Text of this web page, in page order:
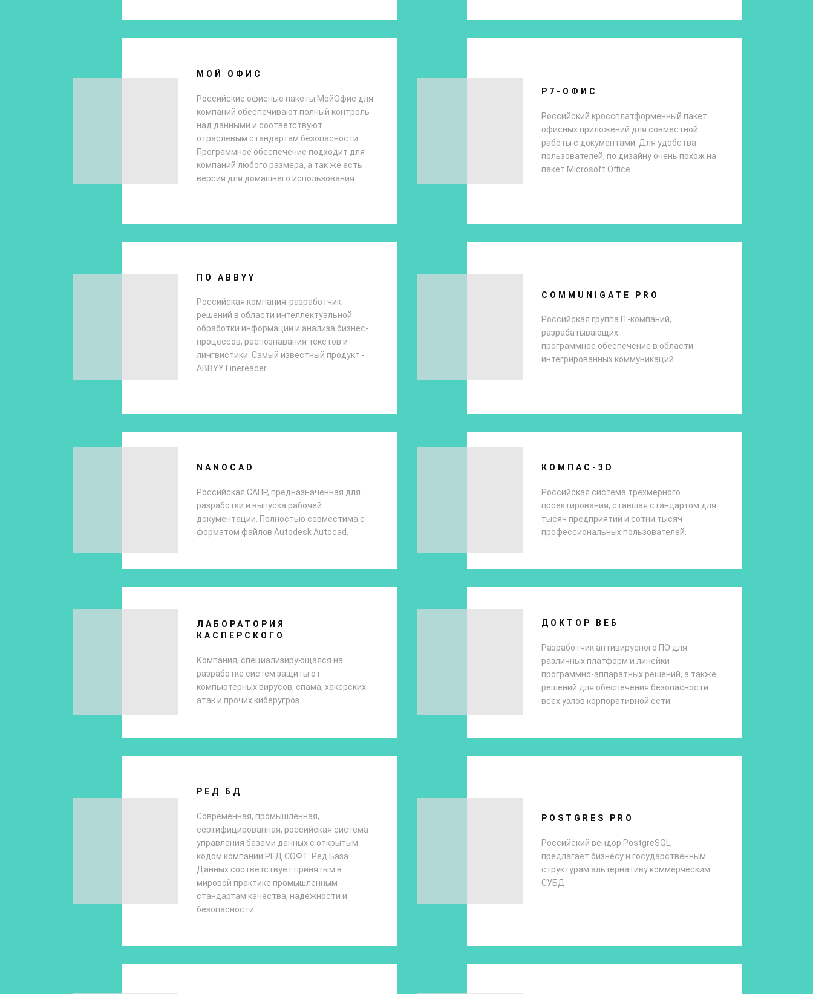
МОЙ ОФИС
Российские офисные пакеты МойОфис для
компаний обеспечивают полный контроль
над данными и соответствуют
отраслевым стандартам безопасности.
Программное обеспечение подходит для
компаний любого размера, а так же есть
версия для домашнего использования.
Р7-ОФИС
Российский кроссплатформенный пакет
офисных приложений для совместной
работы с документами. Для удобства
пользователей, по дизайну очень похож на
пакет Microsoft Office.
ПО ABBYY
Российская компания-разработчик
решений в области интеллектуальной
обработки информации и анализа бизнес-
процессов, распознавания текстов и
лингвистики. Самый известный продукт -
ABBYY Finereader.
COMMUNIGATE PRO
Российская группа IT-компаний,
разрабатывающих
программное обеспечение в области
интегрированных коммуникаций.
NANOCAD
Российская САПР, предназначенная для
разработки и выпуска рабочей
документации. Полностью совместима с
форматом файлов Autodesk Autocad.
КОМПАС-3D
Российская система трехмерного
проектирования, ставшая стандартом для
тысяч предприятий и сотни тысяч
профессиональных пользователей.
ЛАБОРАТОРИЯ
КАСПЕРСКОГО
Компания, специализирующаяся на
разработке систем защиты от
компьютерных вирусов, спама, хакерских
атак и прочих киберугроз.
ДОКТОР ВЕБ
Разработчик антивирусного ПО для
различных платформ и линейки
программно-аппаратных решений, а также
решений для обеспечения безопасности
всех узлов корпоративной сети.
РЕД БД
Современная, промышленная,
сертифицированная, российская система
управления базами данных с открытым
кодом компании РЕД СОФТ. Ред База
Данных соответствует принятым в
мировой практике промышленным
стандартам качества, надежности и
безопасности.
POSTGRES PRO
Российский вендор PostgreSQL,
предлагает бизнесу и государственным
структурам альтернативу коммерческим
СУБД.